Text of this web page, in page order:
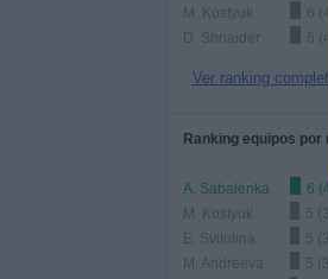
M. Kostyuk
6
D. Shnaider
6
Ver ranking
Ranking equipos por
A. Sabalenka
6
M. Kostyuk
5
E. Svitolina
5
M. Andreeva
5